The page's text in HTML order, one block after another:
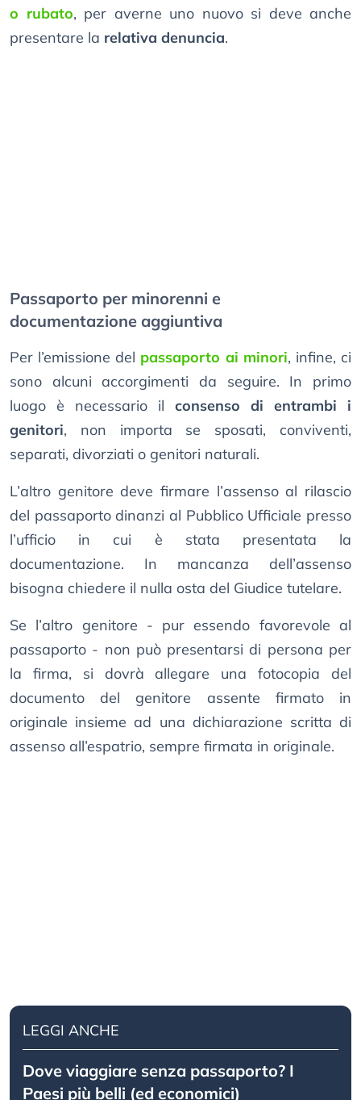
o rubato, per averne uno nuovo si deve anche
presentare la relativa denuncia.
Passaporto per minorenni e
documentazione aggiuntiva
Per l’emissione del passaporto ai minori, infine, ci
sono alcuni accorgimenti da seguire. In primo
luogo è necessario il consenso di entrambi i
genitori, non importa se sposati, conviventi,
separati, divorziati o genitori naturali.
L’altro genitore deve firmare l’assenso al rilascio
del passaporto dinanzi al Pubblico Ufficiale presso
l’ufficio in cui è stata presentata la
documentazione. In mancanza dell’assenso
bisogna chiedere il nulla osta del Giudice tutelare.
Se l’altro genitore - pur essendo favorevole al
passaporto - non può presentarsi di persona per
la firma, si dovrà allegare una fotocopia del
documento del genitore assente firmato in
originale insieme ad una dichiarazione scritta di
assenso all’espatrio, sempre firmata in originale.
LEGGI ANCHE
Dove viaggiare senza passaporto? I
Paesi più belli (ed economici)